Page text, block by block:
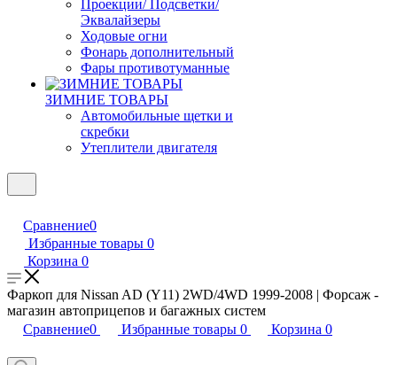
Проекции/ Подсветки/
Эквалайзеры
Ходовые огни
Фонарь дополнительный
Фары противотуманные
ЗИМНИЕ ТОВАРЫ
Автомобильные щетки и
скребки
Утеплители двигателя
Сравнение0
Избранные товары 0
Корзина 0
Фаркоп для Nissan AD (Y11) 2WD/4WD 1999-2008 | Форсаж -
магазин автоприцепов и багажных систем
Сравнение0 Избранные товары 0 Корзина 0